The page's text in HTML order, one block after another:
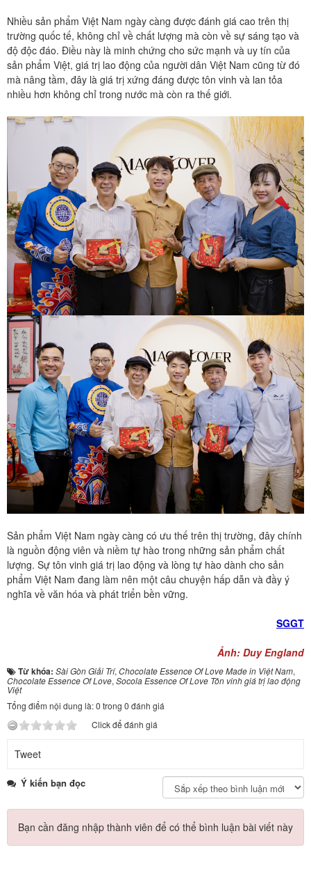
Nhiều sản phẩm Việt Nam ngày càng được đánh giá cao trên thị
trường quốc tế, không chỉ về chất lượng mà còn về sự sáng tạo và
độ độc đáo. Điều này là minh chứng cho sức mạnh và uy tín của
sản phẩm Việt, giá trị lao động của người dân Việt Nam cũng từ đó
mà nâng tầm, đây là giá trị xứng đáng được tôn vinh và lan tỏa
nhiều hơn không chỉ trong nước mà còn ra thế giới.
Sản phẩm Việt Nam ngày càng có ưu thế trên thị trường, đây chính
là nguồn động viên và niềm tự hào trong những sản phẩm chất
lượng. Sự tôn vinh giá trị lao động và lòng tự hào dành cho sản
phẩm Việt Nam đang làm nên một câu chuyện hấp dẫn và đầy ý
nghĩa về văn hóa và phát triển bền vững.
SGGT
Ảnh: Duy England
Từ khóa: Sài Gòn Giải Trí, Chocolate Essence Of Love Made in Việt Nam,
Chocolate Essence Of Love, Socola Essence Of Love Tôn vinh giá trị lao động
Việt
Tổng điểm nội dung là: 0 trong 0 đánh giá
Click để đánh giá
Tweet
Ý kiến bạn đọc
Bạn cần đăng nhập thành viên để có thể bình luận bài viết này